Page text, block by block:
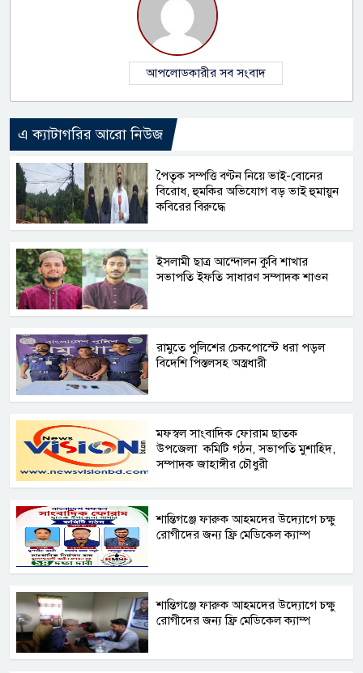
আপলোডকারীর সব সংবাদ
এ ক্যাটাগরির আরো নিউজ
পৈতৃক সম্পত্তি বণ্টন নিয়ে ভাই-বোনের
বিরোধ, হুমকির অভিযোগ বড় ভাই হুমায়ুন
কবিরের বিরুদ্ধে
ইসলামী ছাত্র আন্দোলন কুবি শাখার
সভাপতি ইফতি সাধারণ সম্পাদক শাওন
রামুতে পুলিশের চেকপোস্টে ধরা পড়ল
বিদেশি পিস্তলসহ অস্ত্রধারী
মফস্বল সাংবাদিক ফোরাম ছাতক
উপজেলা কমিটি গঠন, সভাপতি মুশাহিদ,
সম্পাদক জাহাঙ্গীর চৌধুরী ‎
শান্তিগঞ্জে ফারুক আহমদের উদ্যোগে চক্ষু
রোগীদের জন্য ফ্রি মেডিকেল ক্যাম্প ‎
‎শান্তিগঞ্জে ফারুক আহমদের উদ্যোগে চক্ষু
রোগীদের জন্য ফ্রি মেডিকেল ক্যাম্প ‎